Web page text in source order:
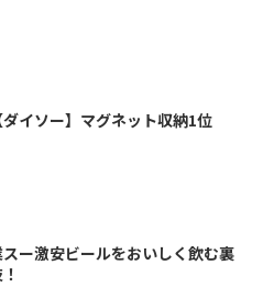
ダイソー】マグネット収納1位
ー激安ビールをおいしく飲む裏